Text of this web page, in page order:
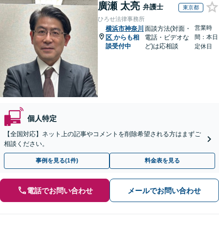
廣瀬 太亮 弁護士 東京都
ひろせ法律事務所
横浜市神奈川
区 からも相
談受付中
面談方法(対面・
電話・ビデオな
ど)は応相談
営業時
間：本日
定休日
個人特定
【全国対応】ネット上の記事やコメントを削除希望される方はまずご
相談ください。
事例を見る(1件) 料金表を見る
電話でお問い合わせ メールでお問い合わせ